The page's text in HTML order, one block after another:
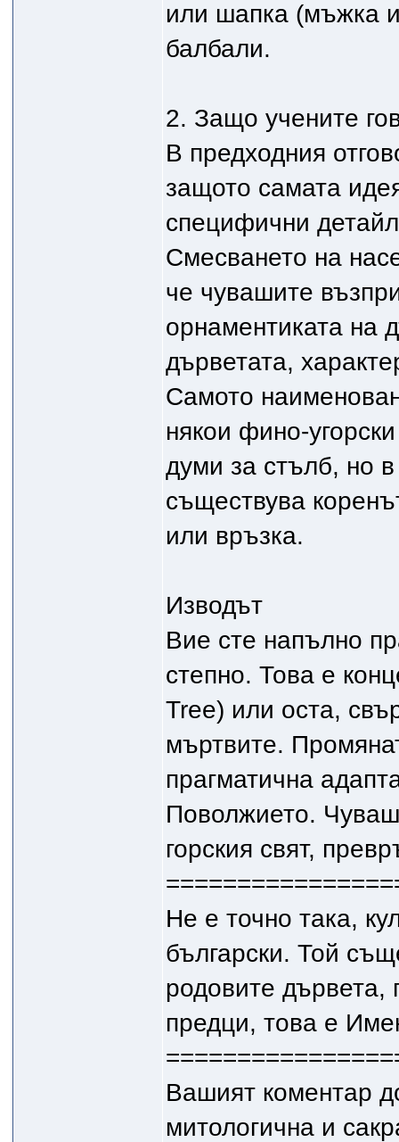
или шапка (мъжка
балбали.
2. Защо учените
В предходния
защото самата
специфични
Смесването на
че чувашите
орнаментиката на
дърветата,
Самото
някои фино-
думи за стълб, но
съществува
или връзка.
Изводът
Вие сте напълно
степно. Това е
Tree) или оста,
мъртвите.
прагматична
Поволжието.
горския свят,
Не е точно така,
български. Той
родовите дървета,
предци, това е
Вашият коментар
митологична и